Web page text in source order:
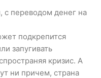
с переводом денег на
подкрепится
запугивать
кризис. А
ни причем, страна